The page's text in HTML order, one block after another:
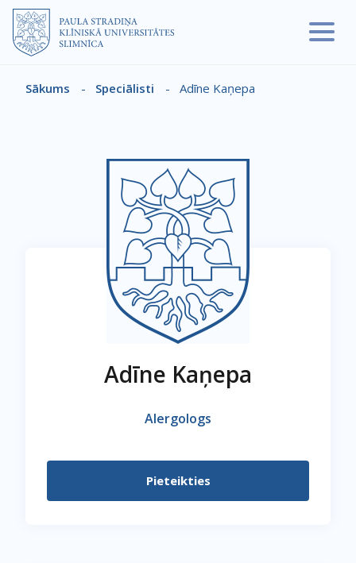
Pārlekt uz galveno saturu
Atpakaļceļš
Sākums - Speciālisti - Adīne Kaņepa
Adīne Kaņepa
Alergologs
Pieteikties